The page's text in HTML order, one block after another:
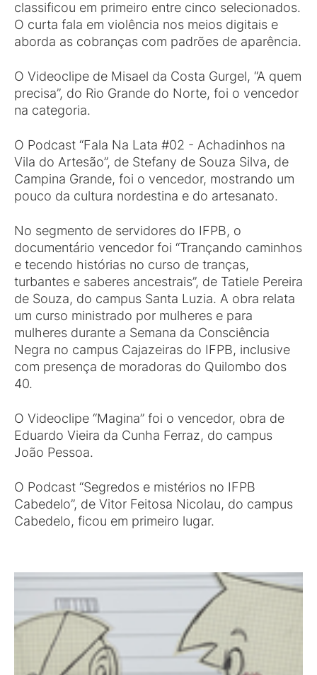
classificou em primeiro entre cinco selecionados.
O curta fala em violência nos meios digitais e
aborda as cobranças com padrões de aparência.
O Videoclipe de Misael da Costa Gurgel, “A quem
precisa”, do Rio Grande do Norte, foi o vencedor
na categoria.
O Podcast “Fala Na Lata #02 - Achadinhos na
Vila do Artesão”, de Stefany de Souza Silva, de
Campina Grande, foi o vencedor, mostrando um
pouco da cultura nordestina e do artesanato.
No segmento de servidores do IFPB, o
documentário vencedor foi “Trançando caminhos
e tecendo histórias no curso de tranças,
turbantes e saberes ancestrais”, de Tatiele Pereira
de Souza, do campus Santa Luzia. A obra relata
um curso ministrado por mulheres e para
mulheres durante a Semana da Consciência
Negra no campus Cajazeiras do IFPB, inclusive
com presença de moradoras do Quilombo dos
40.
O Videoclipe “Magina” foi o vencedor, obra de
Eduardo Vieira da Cunha Ferraz, do campus
João Pessoa.
O Podcast “Segredos e mistérios no IFPB
Cabedelo”, de Vitor Feitosa Nicolau, do campus
Cabedelo, ficou em primeiro lugar.